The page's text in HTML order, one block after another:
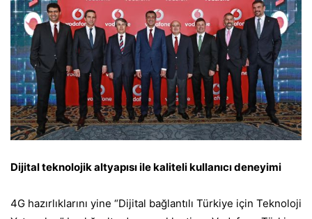
Dijital teknolojik altyapısı ile kaliteli kullanıcı deneyimi
4G hazırlıklarını yine “Dijital bağlantılı Türkiye için Teknoloji